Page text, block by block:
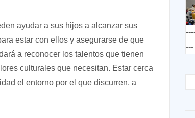
ayudar a sus hijos a alcanzar sus
estar con ellos y asegurarse de que
a reconocer los talentos que tienen
culturales que necesitan. Estar cerca
el entorno por el que discurren, a
---